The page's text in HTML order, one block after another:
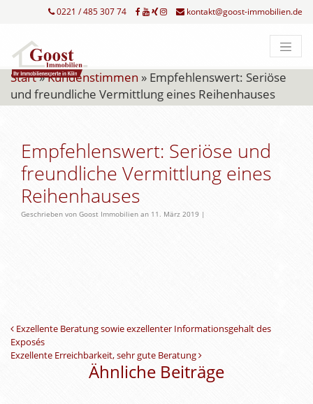
0221 / 485 307 74 kontakt@goost-immobilien.de
Start»Kundenstimmen » Empfehlenswert: Seriöse
und freundliche Vermittlung eines Reihenhauses
Empfehlenswert: Seriöse und
freundliche Vermittlung eines
Reihenhauses
Geschrieben von Goost Immobilien an 11. März 2019 |
Beitrags-Navigation
Exzellente Beratung sowie exzellenter Informationsgehalt des
Exposés
Exzellente Erreichbarkeit, sehr gute Beratung
Ähnliche Beiträge